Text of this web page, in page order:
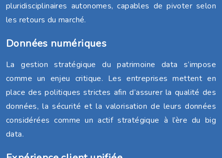
pluridisciplinaires autonomes, capables de pivoter selon
les retours du marché.
Données numériques
La gestion stratégique du patrimoine data s’impose
comme un enjeu critique. Les entreprises mettent en
place des politiques strictes afin d’assurer la qualité des
données, la sécurité et la valorisation de leurs données
considérées comme un actif stratégique à l’ère du big
data.